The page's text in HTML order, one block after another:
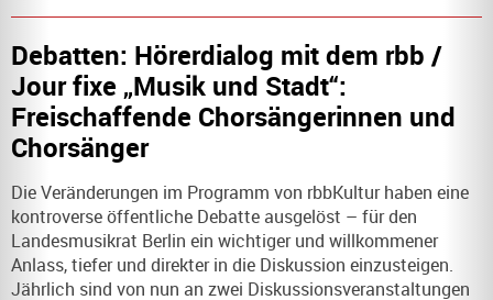
Debatten: Hörerdialog mit dem rbb /
Jour fixe „Musik und Stadt“:
Freischaffende Chorsängerinnen und
Chorsänger
Die Veränderungen im Programm von rbbKultur haben eine
kontroverse öffentliche Debatte ausgelöst – für den
Landesmusikrat Berlin ein wichtiger und willkommener
Anlass, tiefer und direkter in die Diskussion einzusteigen.
Jährlich sind von nun an zwei Diskussionsveranstaltungen